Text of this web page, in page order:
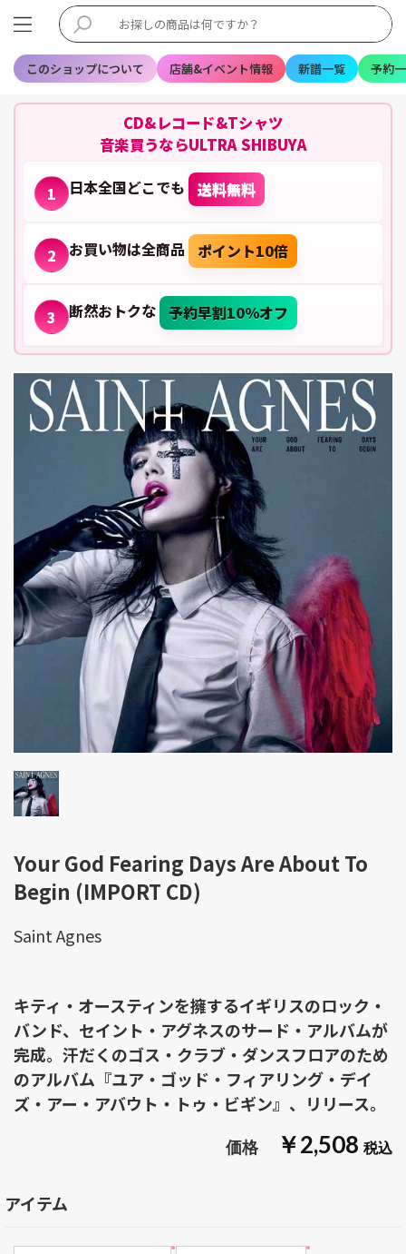
このショップについて 店舗&イベント情報 新譜一覧 予約
CD&レコード&Tシャツ
音楽買うならULTRA SHIBUYA
1 日本全国どこでも 送料無料
2 お買い物は全商品 ポイント10倍
3 断然おトクな 予約早割10%オフ
Your God Fearing Days Are About To
Begin (IMPORT CD)
￥2,508
アイテム
Saint Agnes
キティ・オースティンを擁するイギリスのロック・
バンド、セイント・アグネスのサード・アルバムが
完成。汗だくのゴス・クラブ・ダンスフロアのため
のアルバム『ユア・ゴッド・フィアリング・デイ
ズ・アー・アバウト・トゥ・ビギン』、リリース。